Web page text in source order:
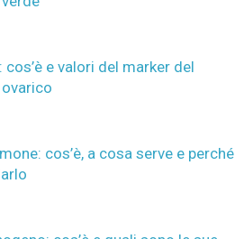
cos’è e valori del marker del
cos’è, a cosa serve e perché